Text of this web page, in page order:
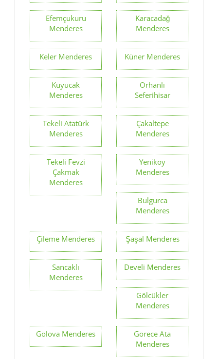
Efemçukuru
Menderes
Karacadağ
Menderes
Keler Menderes Küner Menderes
Kuyucak
Menderes
Orhanlı
Seferihisar
Tekeli Atatürk
Menderes
Çakaltepe
Menderes
Tekeli Fevzi
Çakmak
Menderes
Yeniköy
Menderes
Bulgurca
Menderes
Çileme Menderes Şaşal Menderes
Sancaklı
Menderes
Develi Menderes
Gölcükler
Menderes
Gölova Menderes
Görece Ata
Menderes